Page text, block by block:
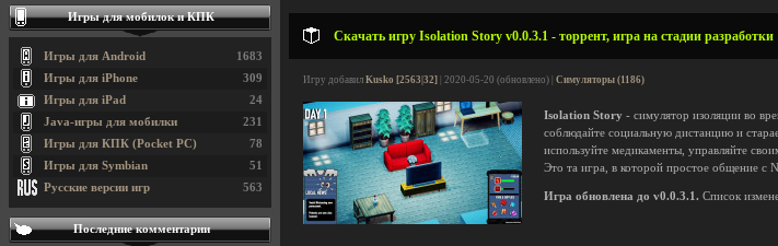
Скачать игру Isolation Story v0.0.3.1 - торрент, игра на стадии разработки
Игру добавил Kusko [2563|32] | 2020-05-20 (обновлено) | Симуляторы (1186)
Isolation Story - симулятор изоляции во
соблюдайте социальную дистанцию и
используйте медикаменты, управляйте
Это та игра, в которой простое общение с
Игра обновлена до v0.0.3.1. Список
Игры для мобилок и КПК
1683
Игры для Android
309
Игры для iPhone
24
Игры для iPad
231
Java-игры для мобилки
78
Игры для КПК (Pocket PC)
51
Игры для Symbian
563
Русские версии игр
Последние комментарии